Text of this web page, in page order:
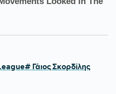
# Γάιος Σκορδίλης